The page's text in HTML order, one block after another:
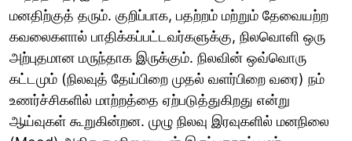
மனதிற்குத் தரும். குறிப்பாக, பதற்றம் மற்றும் தேவையற்ற
கவலைகளால் பாதிக்கப்பட்டவர்களுக்கு, நிலவொளி ஒரு
அற்புதமான மருந்தாக இருக்கும். நிலவின் ஒவ்வொரு
கட்டமும் (நிலவுத் தேய்பிறை முதல் வளர்பிறை வரை) நம்
உணர்ச்சிகளில் மாற்றத்தை ஏற்படுத்துகிறது என்று
ஆய்வுகள் கூறுகின்றன. முழு நிலவு இரவுகளில் மனநிலை